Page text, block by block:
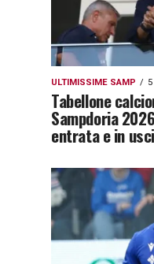
ULTIMISSIME SAMP
Tabellone
Sampdoria
entrata e in